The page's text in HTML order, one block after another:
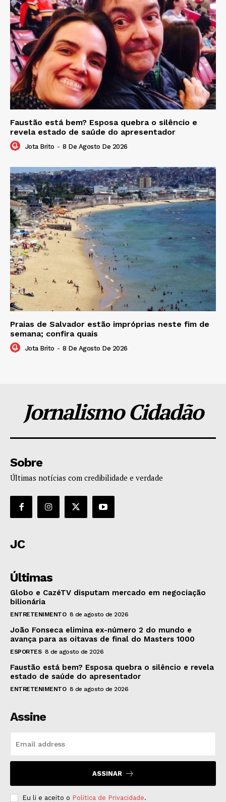
Faustão está bem? Esposa quebra o silêncio e
revela estado de saúde do apresentador
Jota Brito - 8 De Agosto De 2026
Praias de Salvador estão impróprias neste fim de
semana; confira quais
Jota Brito - 8 De Agosto De 2026
Jornalismo Cidadão
Sobre
Últimas notícias com credibilidade e verdade
JC
Últimas
Globo e CazéTV disputam mercado em negociação
bilionária
ENTRETENIMENTO 8 de agosto de 2026
João Fonseca elimina ex-número 2 do mundo e
avança para as oitavas de final do Masters 1000
ESPORTES 8 de agosto de 2026
Faustão está bem? Esposa quebra o silêncio e revela
estado de saúde do apresentador
ENTRETENIMENTO 8 de agosto de 2026
Assine
ASSINAR
Eu li e aceito o Politica de Privacidade.